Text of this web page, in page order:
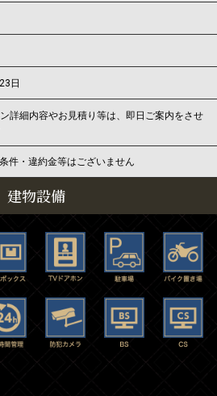
日
詳細内容やお見積り等は、即日ご案内をさせ
件・違約金等はございません
建物設備